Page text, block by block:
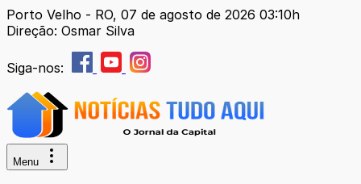
Porto Velho - RO, 07 de agosto de 2026 03:10h
Direção: Osmar Silva
Siga-nos:
Menu